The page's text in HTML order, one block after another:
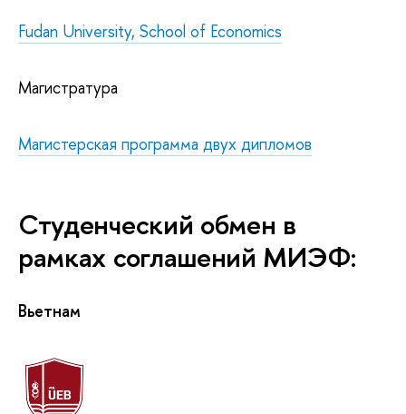
Fudan University, School of Economics
Магистратура
Магистерская программа двух дипломов
Студенческий обмен в
рамках соглашений МИЭФ:
Вьетнам